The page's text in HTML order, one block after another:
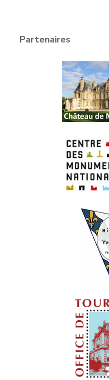
Partenaires